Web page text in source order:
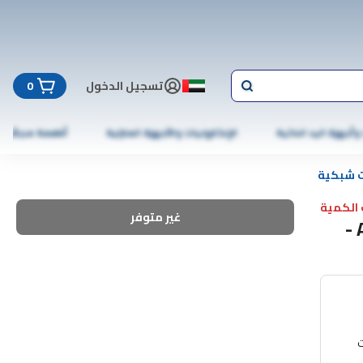
تسجيل الدخول 0
اليد الذكية الإلكترونيات والأجهزة المنزلية أطعمة مجمّدة
شبكية
دي لينك راوتر ذكي ثنائي النطاق AX1500 R15 - غير متوفر